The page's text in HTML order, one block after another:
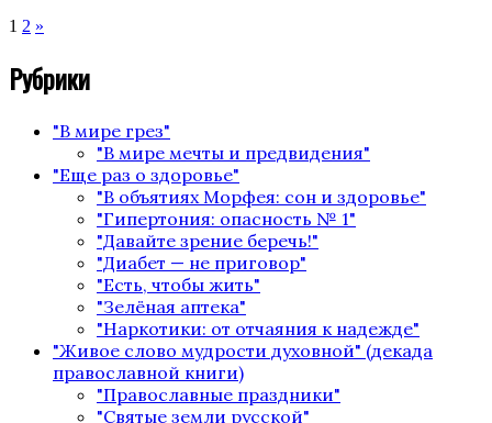
Пагинация
записей
Страница
1 Страница
2 »
Рубрики
"В мире грез"
"В мире мечты и предвидения"
"Еще раз о здоровье"
"В объятиях Морфея: сон и здоровье"
"Гипертония: опасность № 1"
"Давайте зрение беречь!"
"Диабет — не приговор"
"Есть, чтобы жить"
"Зелёная аптека"
"Наркотики: от отчаяния к надежде"
"Живое слово мудрости духовной" (декада
православной книги)
"Православные праздники"
"Святые земли русской"